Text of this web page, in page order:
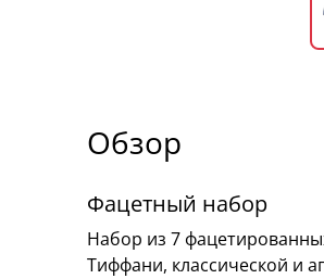
Обзор
Фацетный набор
Набор из 7
Тиффани, классической и